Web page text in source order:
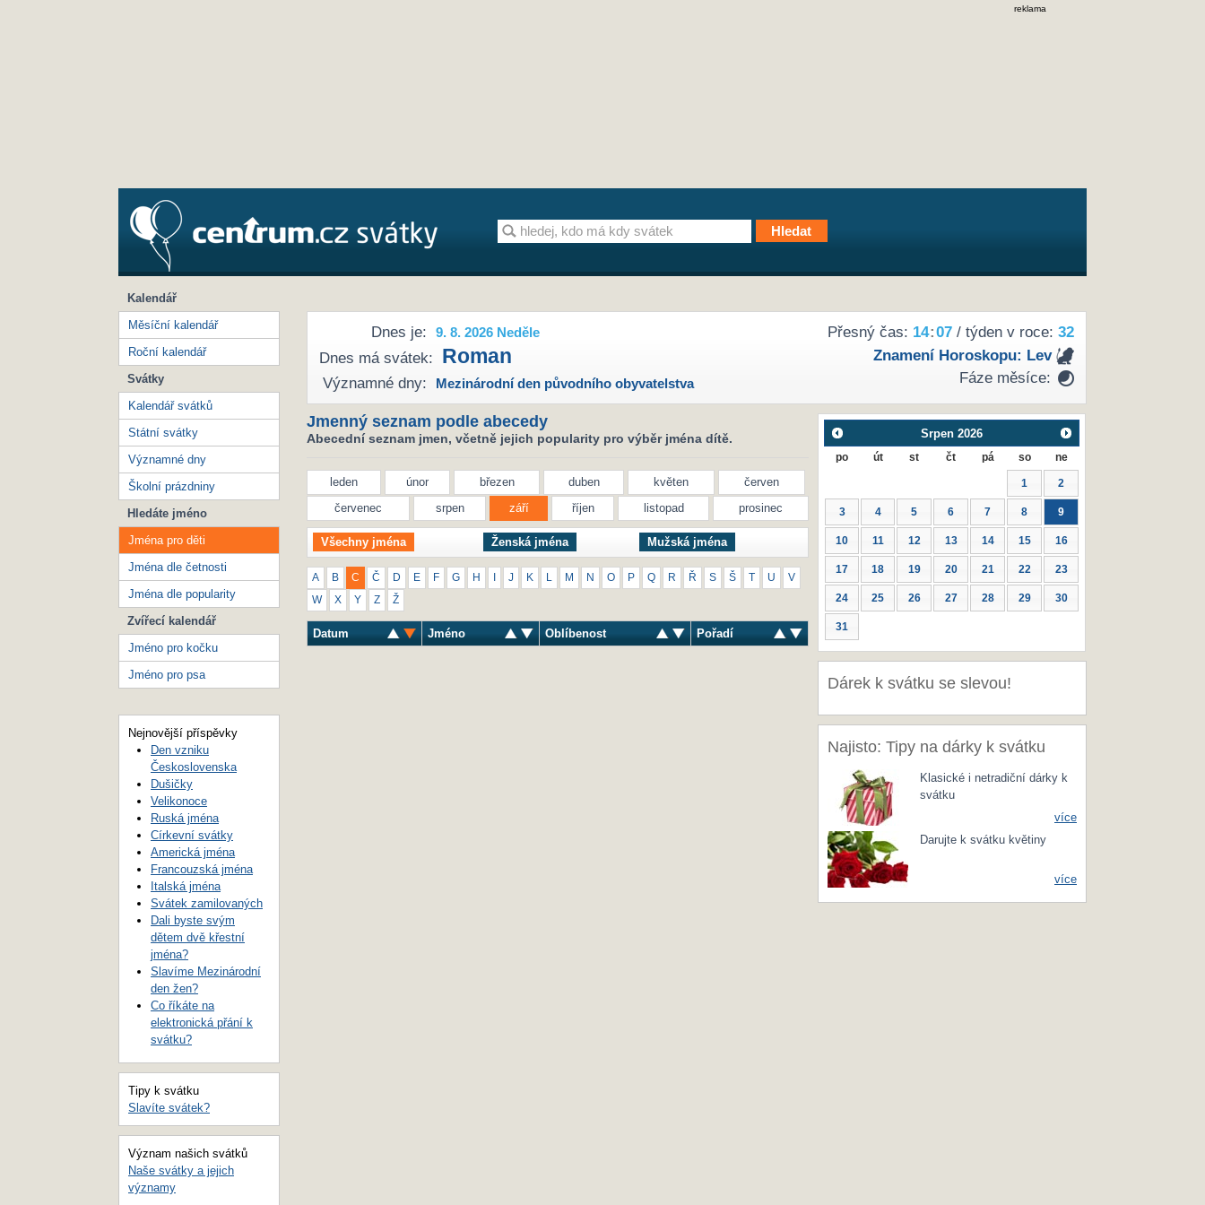
reklama
Přesný čas: 14:07/ týden v roce: 32
Znamení Horoskopu: Lev
Fáze měsíce:
Dnes je: 9. 8. 2026 Neděle
Dnes má svátek: Roman
Významné dny: Mezinárodní den původního obyvatelstva
Jmenný seznam podle abecedy
Abecední seznam jmen, včetně jejich popularity pro výběr jména dítě.
leden únor březen duben květen
červen
červenec
srpen září říjen listopad prosinec
Všechny jména Ženská jména Mužská jména
A B C Č D E F G H J K M N O P Q R Ř S Š T U V
W X Y Z Ž
Datum Jméno Oblíbenost Pořadí
Srpen 2026
po út st čt pá so ne
1 2
3 4 5 6 7 8 9
10 11 12 13 14 15 16
17 18 19 20 21 22 23
24 25 26 27 28 29 30
31
Dárek k svátku se slevou!
Najisto: Tipy na dárky k svátku
Klasické i netradiční dárky k
svátku
více
Darujte k svátku květiny
více
Kalendář
Měsíční kalendář
Roční kalendář
Svátky
Kalendář svátků
Státní svátky
Významné dny
Školní prázdniny
Hledáte jméno
Jména pro děti
Jména dle četnosti
Jména dle popularity
Zvířecí kalendář
Jméno pro kočku
Jméno pro psa
Nejnovější příspěvky
Den vzniku
Československa
Dušičky
Velikonoce
Ruská jména
Církevní svátky
Americká jména
Francouzská jména
Italská jména
Svátek zamilovaných
Dali byste svým
dětem dvě křestní
jména?
Slavíme Mezinárodní
den žen?
Co říkáte na
elektronická přání k
svátku?
Tipy k svátku
Slavíte svátek?
Význam našich svátků
Naše svátky a jejich
významy